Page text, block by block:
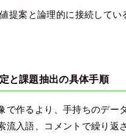
提案と論理的に接続してい
と課題抽出の具体手順
で作るより、手持ちのデー
流入語、コメントで繰り